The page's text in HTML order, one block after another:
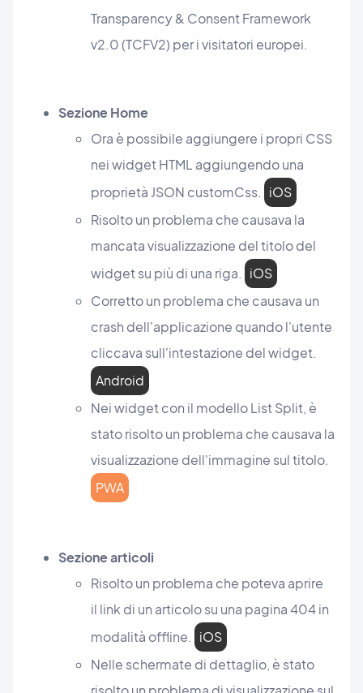
Transparency & Consent Framework
v2.0 (TCFV2) per i visitatori europei.
Sezione Home
Ora è possibile aggiungere i propri CSS
nei widget HTML aggiungendo una
proprietà JSON customCss. iOS
Risolto un problema che causava la
mancata visualizzazione del titolo del
widget su più di una riga. iOS
Corretto un problema che causava un
crash dell'applicazione quando l'utente
cliccava sull'intestazione del widget.
Android
Nei widget con il modello List Split, è
stato risolto un problema che causava la
visualizzazione dell'immagine sul titolo.
PWA
Sezione articoli
Risolto un problema che poteva aprire
il link di un articolo su una pagina 404 in
modalità offline. iOS
Nelle schermate di dettaglio, è stato